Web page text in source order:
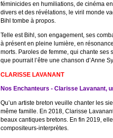
féminicides en humiliations, de cinéma
divers et des révélations, le viril monde
Bihl tombe à propos.
Telle est Bihl, son engagement, ses
à présent en pleine lumière, en
morts. Paroles de femme, qui chante
que pourrait l’être une chanson d’Anne
CLARISSE LAVANANT
Nos Enchanteurs - Clarisse Lavanant,
Qu’un artiste breton veuille chanter les
même famille. En 2018, Clarisse
beaux cantiques bretons. En fin 2019,
compositeurs-interprètes.